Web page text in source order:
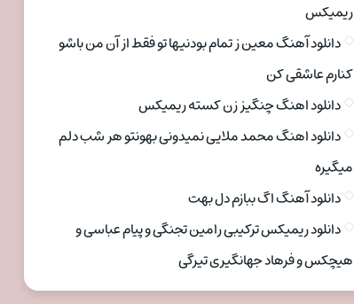
ریمیکس
دانلود آهنگ معین ز تمام بودنیها تو فقط از آن من باشو
کنارم عاشقی کن
دانلود اهنگ چنگیز زن کسته ریمیکس
دانلود اهنگ محمد ملایی نمیدونی بهونتو هر شب دلم
میگیره
دانلود آهنگ اگ ببازم دل بهت
دانلود ریمیکس ترکیبی رامین تجنگی و پیام عباسی و
هیچکس و فرهاد جهانگیری تیرگی